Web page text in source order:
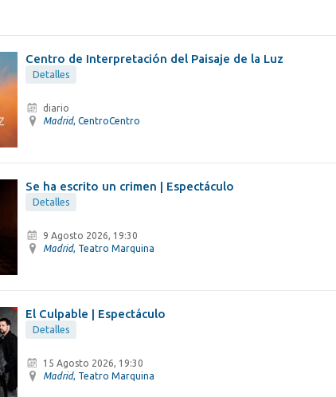
Centro de Interpretación del Paisaje de la Luz
Detalles
diario
Madrid, CentroCentro
Se ha escrito un crimen | Espectáculo
Detalles
9 Agosto 2026, 19:30
Madrid, Teatro Marquina
El Culpable | Espectáculo
Detalles
15 Agosto 2026, 19:30
Madrid, Teatro Marquina